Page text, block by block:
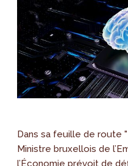
Dans sa feuille de route
Ministre bruxellois de
l’Économie prévoit de